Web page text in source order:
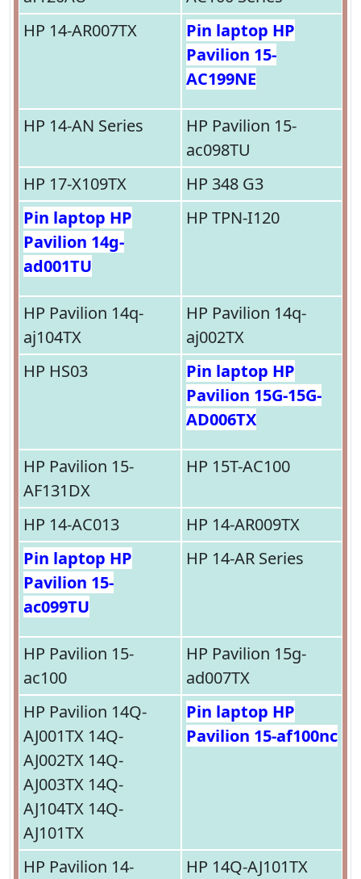
HP 14-AR007TX
Pin laptop HP
Pavilion 15-
AC199NE
HP 14-AN Series
HP Pavilion 15-
ac098TU
HP 17-X109TX
HP 348 G3
Pin laptop HP
Pavilion 14g-
ad001TU
HP TPN-I120
HP Pavilion 14q-
aj104TX
HP Pavilion 14q-
aj002TX
HP HS03
Pin laptop HP
Pavilion 15G-15G-
AD006TX
HP Pavilion 15-
AF131DX
HP 15T-AC100
HP 14-AC013
HP 14-AR009TX
Pin laptop HP
Pavilion 15-
ac099TU
HP 14-AR Series
HP Pavilion 15-
ac100
HP Pavilion 15g-
ad007TX
HP Pavilion 14Q-
AJ001TX 14Q-
AJ002TX 14Q-
AJ003TX 14Q-
AJ104TX 14Q-
AJ101TX
Pin laptop HP
Pavilion 15-af100nc
HP Pavilion 14-
HP 14Q-AJ101TX